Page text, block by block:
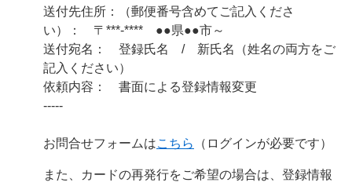
送付先住所：（郵便番号含めてご記入くださ
い）： 〒***-**** ●●県●●市～
送付宛名： 登録氏名 / 新氏名（姓名の両方をご
記入ください）
依頼内容： 書面による登録情報変更
-----
お問合せフォームはこちら （ログインが必要です）
また、カードの再発行をご希望の場合は、登録情報